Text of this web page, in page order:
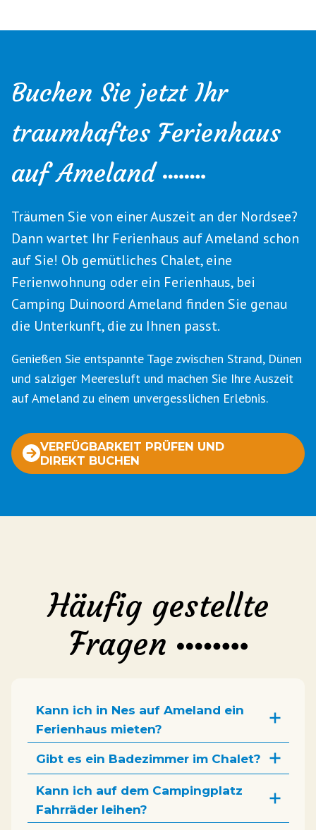
Buchen Sie jetzt Ihr
traumhaftes Ferienhaus
auf Ameland
Träumen Sie von einer Auszeit an der Nordsee?
Dann wartet Ihr Ferienhaus auf Ameland schon
auf Sie! Ob gemütliches Chalet, eine
Ferienwohnung oder ein Ferienhaus, bei
Camping Duinoord Ameland finden Sie genau
die Unterkunft, die zu Ihnen passt.
Genießen Sie entspannte Tage zwischen Strand, Dünen
und salziger Meeresluft und machen Sie Ihre Auszeit
auf Ameland zu einem unvergesslichen Erlebnis.
VERFÜGBARKEIT PRÜFEN UND
DIREKT BUCHEN
Häufig gestellte
Fragen
Kann ich in Nes auf Ameland ein
Ferienhaus mieten?
Gibt es ein Badezimmer im Chalet?
Kann ich auf dem Campingplatz
Fahrräder leihen?